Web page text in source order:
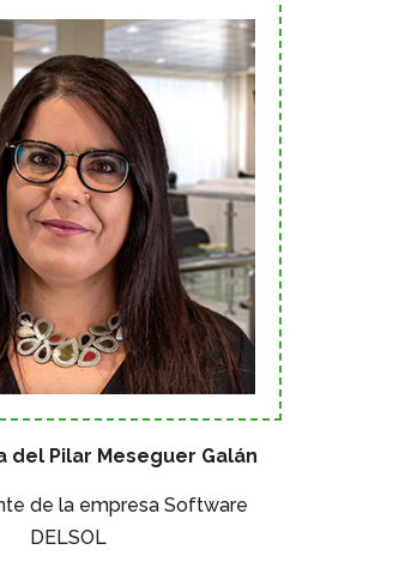
del Pilar Meseguer Galán
de la empresa Software
DELSOL